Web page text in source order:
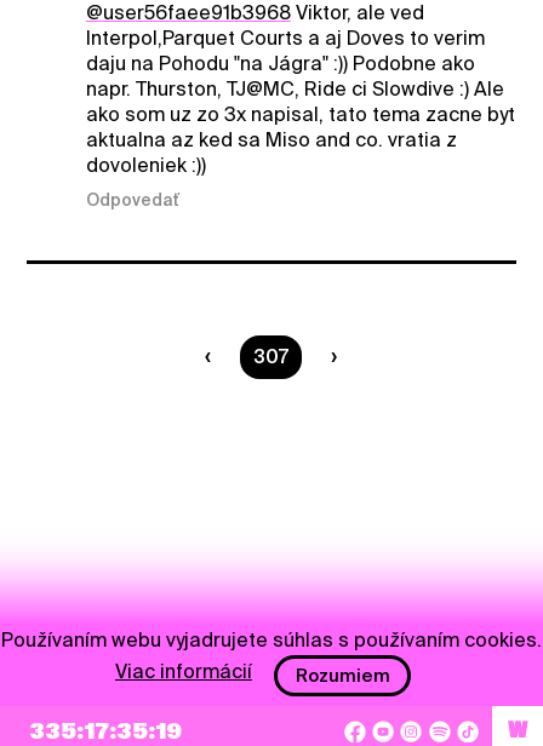
@user56faee91b3968Viktor, ale ved
Interpol,Parquet Courts a aj Doves to verim
daju na Pohodu "na Jágra" :)) Podobne ako
napr. Thurston, TJ@MC, Ride ci Slowdive :) Ale
ako som uz zo 3x napisal, tato tema zacne byt
aktualna az ked sa Miso and co. vratia z
dovoleniek :))
Odpovedať
Ste na strane
307
NEWSLETTER
335:17:35:18 W
Používaním webu vyjadrujete súhlas s používaním cookies.
Viac informácií
Rozumiem